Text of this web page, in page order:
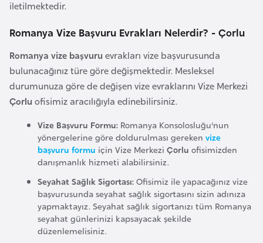
iletilmektedir.
Romanya Vize Başvuru Evrakları Nelerdir? - Çorlu
Romanya vize başvuru evrakları vize başvurusunda
bulunacağınız türe göre değişmektedir. Mesleksel
durumunuza göre de değişen vize evraklarını Vize Merkezi
Çorlu ofisimiz aracılığıyla edinebilirsiniz.
Vize Başvuru Formu: Romanya Konsolosluğu'nun
yönergelerine göre doldurulması gereken vize
başvuru formu için Vize Merkezi Çorlu ofisimizden
danışmanlık hizmeti alabilirsiniz.
Seyahat Sağlık Sigortası:Ofisimiz ile yapacağınız vize
başvurusunda seyahat sağlık sigortasını sizin adınıza
yapmaktayız. Seyahat sağlık sigortanızı tüm Romanya
seyahat günlerinizi kapsayacak şekilde
düzenlemelisiniz.
F
s
o
Ç
a